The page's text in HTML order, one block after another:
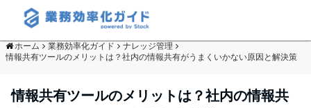
ホーム 業務効率化ガイド
ナレッジ管理
情報共有ツールのメリットは？社内の情報共有がうまくいかない原因と解決策
情報共有ツールのメリットは？社内の情報共